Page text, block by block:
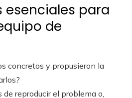
esenciales para
de
concretos y propusieron la
de reproducir el problema o,